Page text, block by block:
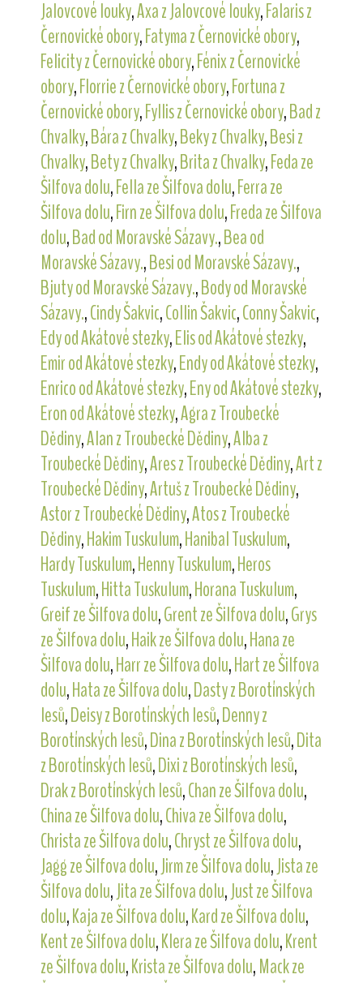
Jalovcové louky,Axa z Jalovcové louky,Falaris z
Černovické obory,Fatyma z Černovické obory,
Felicity z Černovické obory,Fénix z Černovické
obory,Florrie z Černovické obory,Fortuna z
Černovické obory,Fyllis z Černovické obory,Bad z
Chvalky,Bára z Chvalky,Beky z Chvalky,Besi z
Chvalky,Bety z Chvalky,Brita z Chvalky,Feda ze
Šilfova dolu,Fella ze Šilfova dolu,Ferra ze
Šilfova dolu,Firn ze Šilfova dolu,Freda ze Šilfova
dolu,Bad od Moravské Sázavy.,Bea od
Moravské Sázavy.,Besi od Moravské Sázavy.,
Bjuty od Moravské Sázavy.,Body od Moravské
Sázavy.,Cindy Šakvic,Collin Šakvic,Conny Šakvic,
Edy od Akátové stezky,Elis od Akátové stezky,
Emir od Akátové stezky,Endy od Akátové stezky,
Enrico od Akátové stezky,Eny od Akátové stezky,
Eron od Akátové stezky,Agra z Troubecké
Dědiny,Alan z Troubecké Dědiny,Alba z
Troubecké Dědiny,Ares z Troubecké Dědiny,Art z
Troubecké Dědiny,Artuš z Troubecké Dědiny,
Astor z Troubecké Dědiny,Atos z Troubecké
Dědiny,Hakim Tuskulum,Hanibal Tuskulum,
Hardy Tuskulum,Henny Tuskulum,Heros
Tuskulum,Hitta Tuskulum,Horana Tuskulum,
Greif ze Šilfova dolu,Grent ze Šilfova dolu,Grys
ze Šilfova dolu,Haik ze Šilfova dolu,Hana ze
Šilfova dolu,Harr ze Šilfova dolu,Hart ze Šilfova
dolu,Hata ze Šilfova dolu,Dasty z Borotínských
lesů,Deisy z Borotínských lesů,Denny z
Borotínských lesů,Dina z Borotínských lesů,Dita
z Borotínských lesů,Dixi z Borotínských lesů,
Drak z Borotínských lesů,Chan ze Šilfova dolu,
China ze Šilfova dolu,Chiva ze Šilfova dolu,
Christa ze Šilfova dolu,Chryst ze Šilfova dolu,
Jagg ze Šilfova dolu,Jirm ze Šilfova dolu,Jista ze
Šilfova dolu,Jita ze Šilfova dolu,Just ze Šilfova
dolu,Kaja ze Šilfova dolu,Kard ze Šilfova dolu,
Kent ze Šilfova dolu,Klera ze Šilfova dolu,Krent
ze Šilfova dolu,Krista ze Šilfova dolu,Mack ze